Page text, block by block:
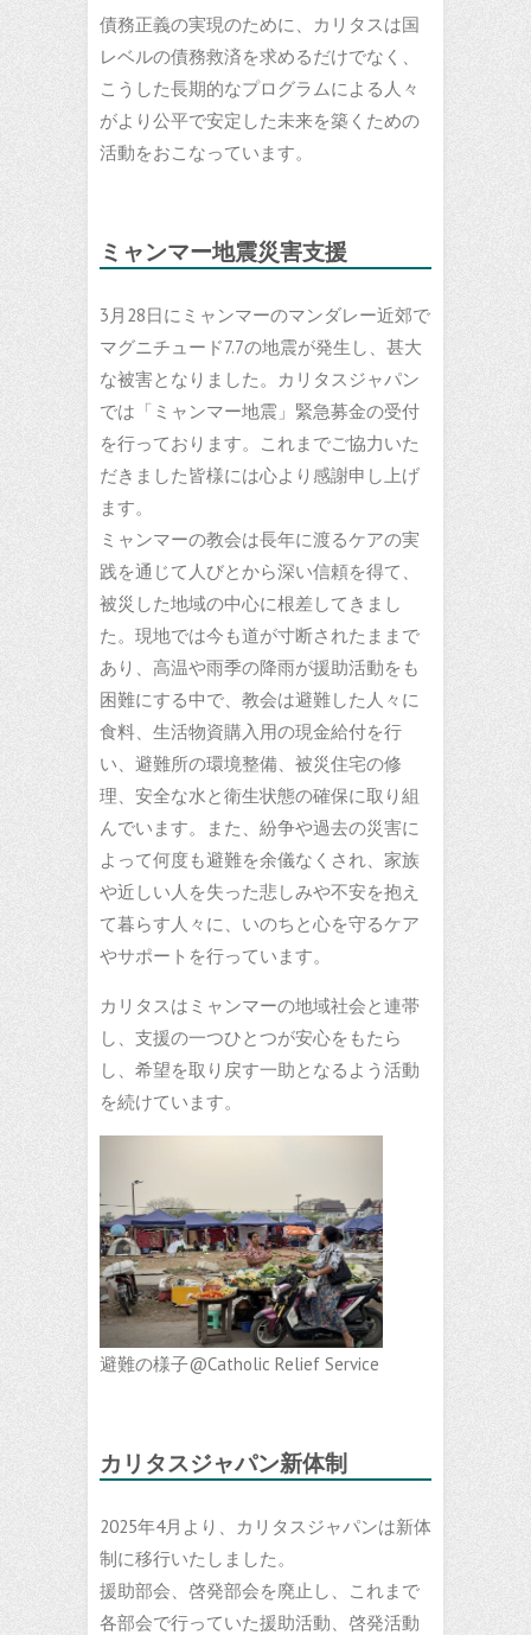
債務正義の実現のために、カリタスは国
レベルの債務救済を求めるだけでなく、
こうした長期的なプログラムによる人々
がより公平で安定した未来を築くための
活動をおこなっています。
ミャンマー地震災害支援
3月28日にミャンマーのマンダレー近郊で
マグニチュード7.7の地震が発生し、甚大
な被害となりました。カリタスジャパン
では「ミャンマー地震」緊急募金の受付
を行っております。これまでご協力いた
だきました皆様には心より感謝申し上げ
ます。
ミャンマーの教会は長年に渡るケアの実
践を通じて人びとから深い信頼を得て、
被災した地域の中心に根差してきまし
た。現地では今も道が寸断されたままで
あり、高温や雨季の降雨が援助活動をも
困難にする中で、教会は避難した人々に
食料、生活物資購入用の現金給付を行
い、避難所の環境整備、被災住宅の修
理、安全な水と衛生状態の確保に取り組
んでいます。また、紛争や過去の災害に
よって何度も避難を余儀なくされ、家族
や近しい人を失った悲しみや不安を抱え
て暮らす人々に、いのちと心を守るケア
やサポートを行っています。
カリタスはミャンマーの地域社会と連帯
し、支援の一つひとつが安心をもたら
し、希望を取り戻す一助となるよう活動
を続けています。
避難の様子@Catholic Relief Service
カリタスジャパン新体制
2025年4月より、カリタスジャパンは新体
制に移行いたしました。
援助部会、啓発部会を廃止し、これまで
各部会で行っていた援助活動、啓発活動